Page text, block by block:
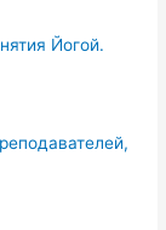
Йогой.